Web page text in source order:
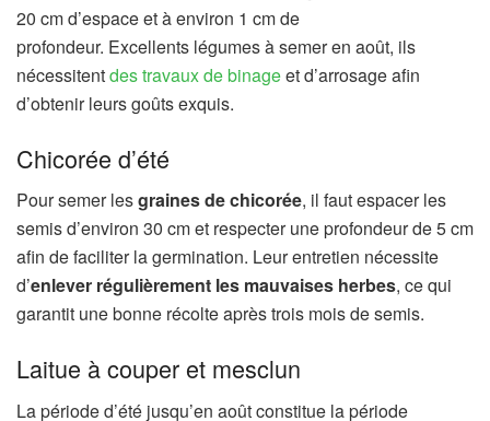
20 cm d’espace et à environ 1 cm de
profondeur. Excellents légumes à semer en août, ils
nécessitentdes travaux de binageet d’arrosage afin
d’obtenir leurs goûts exquis.
Chicorée d’été
Pour semer lesgraines de chicorée, il faut espacer les
semis d’environ 30 cm et respecter une profondeur de 5 cm
afin de faciliter la germination. Leur entretien nécessite
d’enlever régulièrement les mauvaises herbes, ce qui
garantit une bonne récolte après trois mois de semis.
Laitue à couper et mesclun
La période d’été jusqu’en août constitue la période